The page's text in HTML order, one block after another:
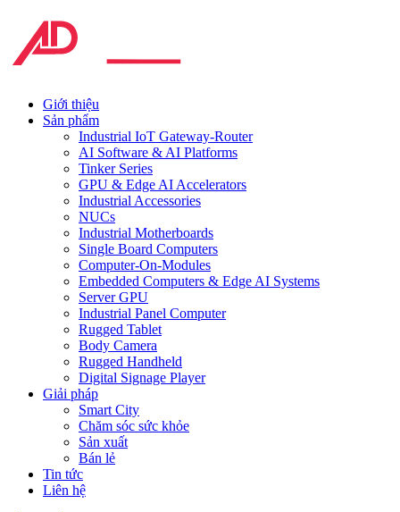
Giới thiệu
Sản phẩm
Industrial IoT Gateway-Router
AI Software & AI Platforms
Tinker Series
GPU & Edge AI Accelerators
Industrial Accessories
NUCs
Industrial Motherboards
Single Board Computers
Computer-On-Modules
Embedded Computers & Edge AI Systems
Server GPU
Industrial Panel Computer
Rugged Tablet
Body Camera
Rugged Handheld
Digital Signage Player
Giải pháp
Smart City
Chăm sóc sức khỏe
Sản xuất
Bán lẻ
Tin tức
Liên hệ